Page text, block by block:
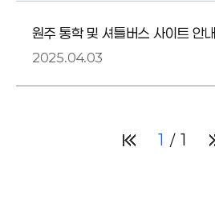
원주 통학 및 셔틀버스 사이트 안내
2025.04.03
1 1